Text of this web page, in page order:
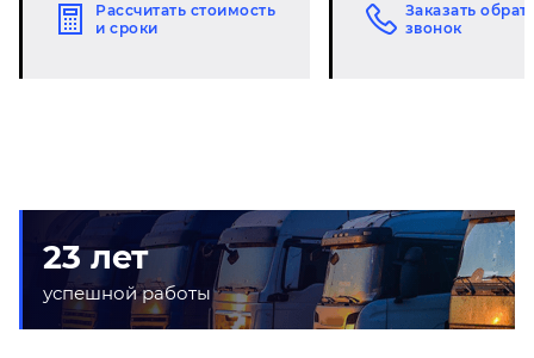
Рассчитать стоимость
и сроки
Заказать
звонок
23 лет
успешной работы